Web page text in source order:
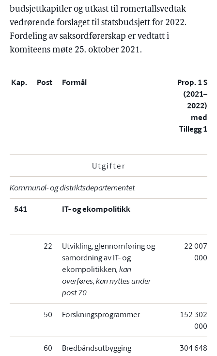
budsjettkapitler og utkast til romertallsvedtak
vedrørende forslaget til statsbudsjett for 2022.
Fordeling av saksordførerskap er vedtatt i
komiteens møte 25. oktober 2021.
Kap. Post Formål
Prop. 1 S
(2021–
2022)
med
Tillegg 1
Utgifter
Kommunal- og distriktsdepartementet
541 IT- og ekompolitikk
22
Utvikling, gjennomføring og
samordning av IT- og
ekompolitikken, kan
overføres, kan nyttes under
post 70
22 007
000
50 Forskningsprogrammer
152 302
000
60 Bredbåndsutbygging
304 648